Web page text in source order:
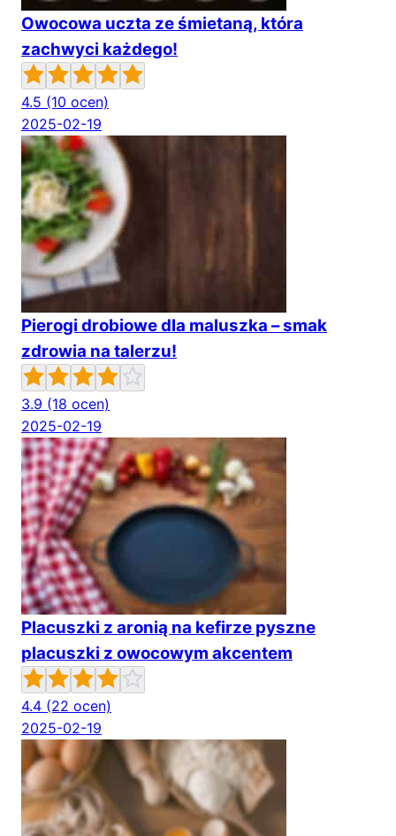
Owocowa uczta ze śmietaną, która
zachwyci każdego!
4.5 (10 ocen)
2025-02-19
Pierogi drobiowe dla maluszka – smak
zdrowia na talerzu!
3.9 (18 ocen)
2025-02-19
Placuszki z aronią na kefirze pyszne
placuszki z owocowym akcentem
4.4 (22 ocen)
2025-02-19